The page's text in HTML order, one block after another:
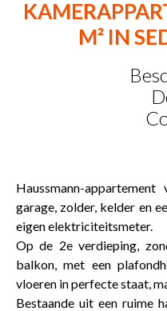
M² IN
Haussmann-
garage, zolder, kelder en
eigen elektriciteitsmeter.
Op de 2e verdieping,
balkon, met een
vloeren in perfecte staat,
Bestaande uit een ruime